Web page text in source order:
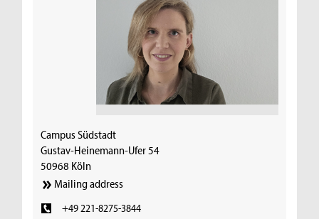
Campus Südstadt
Gustav-Heinemann-Ufer 54
50968 Köln
Mailing address
+49 221-8275-3844